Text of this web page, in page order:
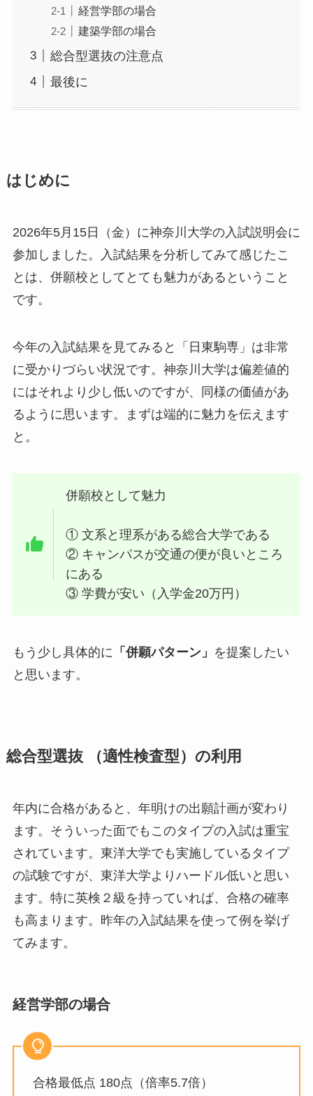
経営学部の場合
建築学部の場合
総合型選抜の注意点
最後に
はじめに
2026年5月15日（金）に神奈川大学の入試説明会に
参加しました。入試結果を分析してみて感じたこ
とは、併願校としてとても魅力があるということ
です。
今年の入試結果を見てみると「日東駒専」は非常
に受かりづらい状況です。神奈川大学は偏差値的
にはそれより少し低いのですが、同様の価値があ
るように思います。まずは端的に魅力を伝えます
と。
併願校として魅力
① 文系と理系がある総合大学である
② キャンパスが交通の便が良いところ
にある
③ 学費が安い（入学金20万円）
もう少し具体的に 「併願パターン」 を提案したい
と思います。
総合型選抜 （適性検査型）の利用
年内に合格があると、年明けの出願計画が変わり
ます。そういった面でもこのタイプの入試は重宝
されています。東洋大学でも実施しているタイプ
の試験ですが、東洋大学よりハードル低いと思い
ます。特に英検２級を持っていれば、合格の確率
も高まります。昨年の入試結果を使って例を挙げ
てみます。
経営学部の場合
合格最低点 180点（倍率5.7倍）